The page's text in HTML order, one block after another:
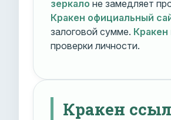
зеркало не замедляет
Кракен официальный
залоговой сумме. Кракен
проверки личности.
Кракен